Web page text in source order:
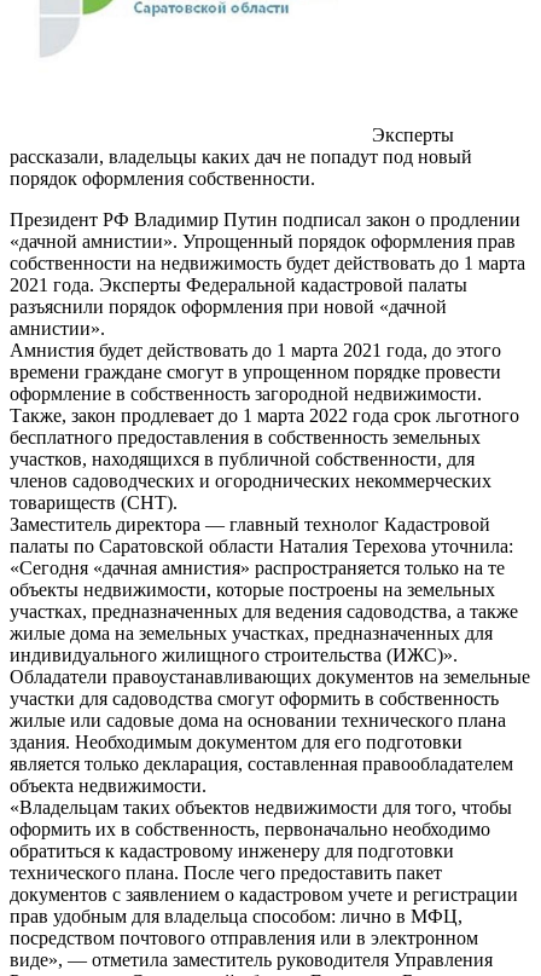
Эксперты
рассказали, владельцы каких дач не попадут под новый
порядок оформления собственности.
Президент РФ Владимир Путин подписал закон о продлении
«дачной амнистии». Упрощенный порядок оформления прав
собственности на недвижимость будет действовать до 1 марта
2021 года. Эксперты Федеральной кадастровой палаты
разъяснили порядок оформления при новой «дачной
амнистии».
Амнистия будет действовать до 1 марта 2021 года, до этого
времени граждане смогут в упрощенном порядке провести
оформление в собственность загородной недвижимости.
Также, закон продлевает до 1 марта 2022 года срок льготного
бесплатного предоставления в собственность земельных
участков, находящихся в публичной собственности, для
членов садоводческих и огороднических некоммерческих
товариществ (СНТ).
Заместитель директора — главный технолог Кадастровой
палаты по Саратовской области Наталия Терехова уточнила:
«Сегодня «дачная амнистия» распространяется только на те
объекты недвижимости, которые построены на земельных
участках, предназначенных для ведения садоводства, а также
жилые дома на земельных участках, предназначенных для
индивидуального жилищного строительства (ИЖС)».
Обладатели правоустанавливающих документов на земельные
участки для садоводства смогут оформить в собственность
жилые или садовые дома на основании технического плана
здания. Необходимым документом для его подготовки
является только декларация, составленная правообладателем
объекта недвижимости.
«Владельцам таких объектов недвижимости для того, чтобы
оформить их в собственность, первоначально необходимо
обратиться к кадастровому инженеру для подготовки
технического плана. После чего предоставить пакет
документов с заявлением о кадастровом учете и регистрации
прав удобным для владельца способом: лично в МФЦ,
посредством почтового отправления или в электронном
виде», — отметила заместитель руководителя Управления